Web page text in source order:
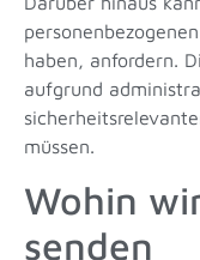
haben, anfordern.
aufgrund
müssen.
Wohin
senden